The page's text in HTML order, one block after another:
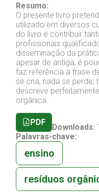
Resumo:
O presente livro
utilizado em diversos
do livro é contribuir
profissionais
disseminação da
apesar de antiga, é
faz referência à frase
se cria, nada se perde;
descreve
orgânica.
PDF
Downloads:
Palavras-chave:
ensino
resíduos